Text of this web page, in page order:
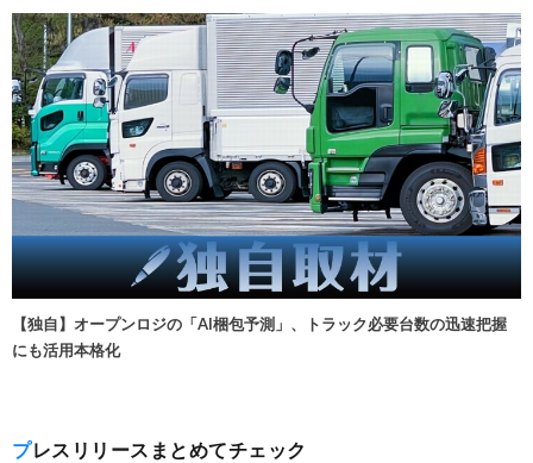
【独自】オープンロジの「AI梱包予測」、トラック必要台数の迅速把握
にも活用本格化
プレスリリースまとめてチェック